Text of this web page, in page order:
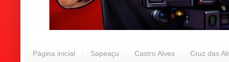
Página inicial Sapeaçu Castro Alves Cruz das